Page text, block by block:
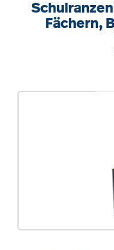
Fächern,